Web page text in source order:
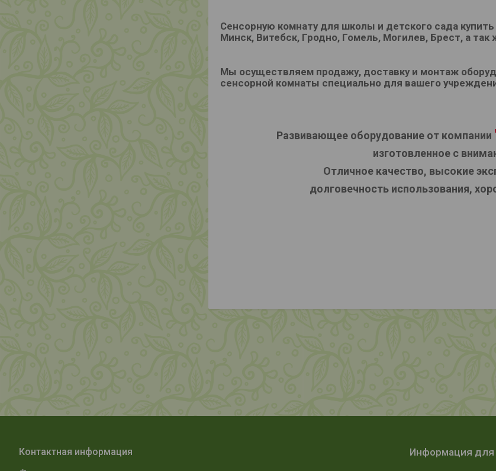
Сенсорную комнату для школы и детского сада
Минск, Витебск, Гродно, Гомель, Могилев, Брест, а
Мы осуществляем продажу, доставку и монтаж
сенсорной комнаты специально для вашего
Развивающее оборудование от компании
изготовленное с
Отличное качество, высокие
долговечность использования,
Информация для